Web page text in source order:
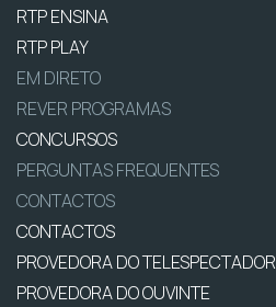
RTP ENSINA
RTP PLAY
EM DIRETO
REVER PROGRAMAS
CONCURSOS
PERGUNTAS FREQUENTES
CONTACTOS
CONTACTOS
PROVEDORA DO TELESPECTADOR
PROVEDORA DO OUVINTE